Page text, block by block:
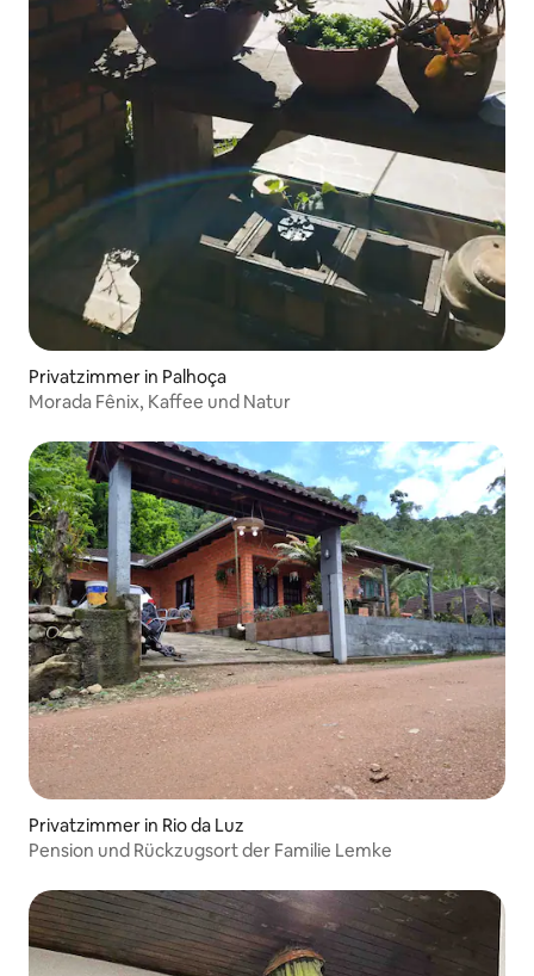
Privatzimmer in Palhoça
Morada Fênix, Kaffee und Natur
Privatzimmer in Rio da Luz
Pension und Rückzugsort der Familie Lemke